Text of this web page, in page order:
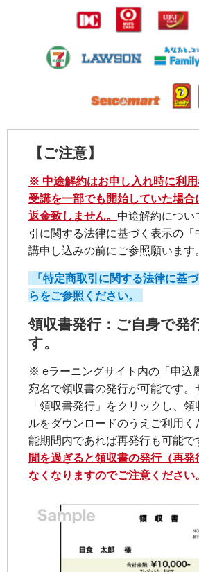
【ご注意】
※ 中途解約はお申し入れ時に利
受講を一部でも開始していた場合
返金致しません。 中途解約につい
引に関する法律に基づく表示の「
講申し込みの前にご参照願います。
「特定商取引に関する法律に基
らをご参照ください。
領収書発行：ご自身で発
す。
※ eラーニングサイト内の「申込
宛名で領収書の発行が可能です。
「領収書発行」をクリックし、領
ルをダウンロードのうえご利用
能期間内であれば再発行も可能で
間を過ぎると領収書の発行（再発
なくなりますのでご注意ください。